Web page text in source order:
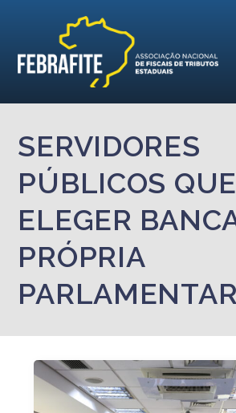
SERVIDORES
PÚBLICOS
ELEGER
PRÓPRIA
PARLAMENTAR